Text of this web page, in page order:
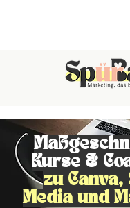
Kurse &
zu Canva,
Media und